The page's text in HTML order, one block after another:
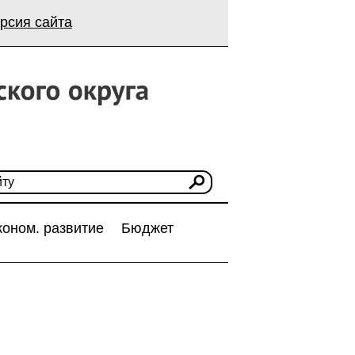
сайта
развитие
Бюджет